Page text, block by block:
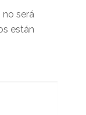
será
están